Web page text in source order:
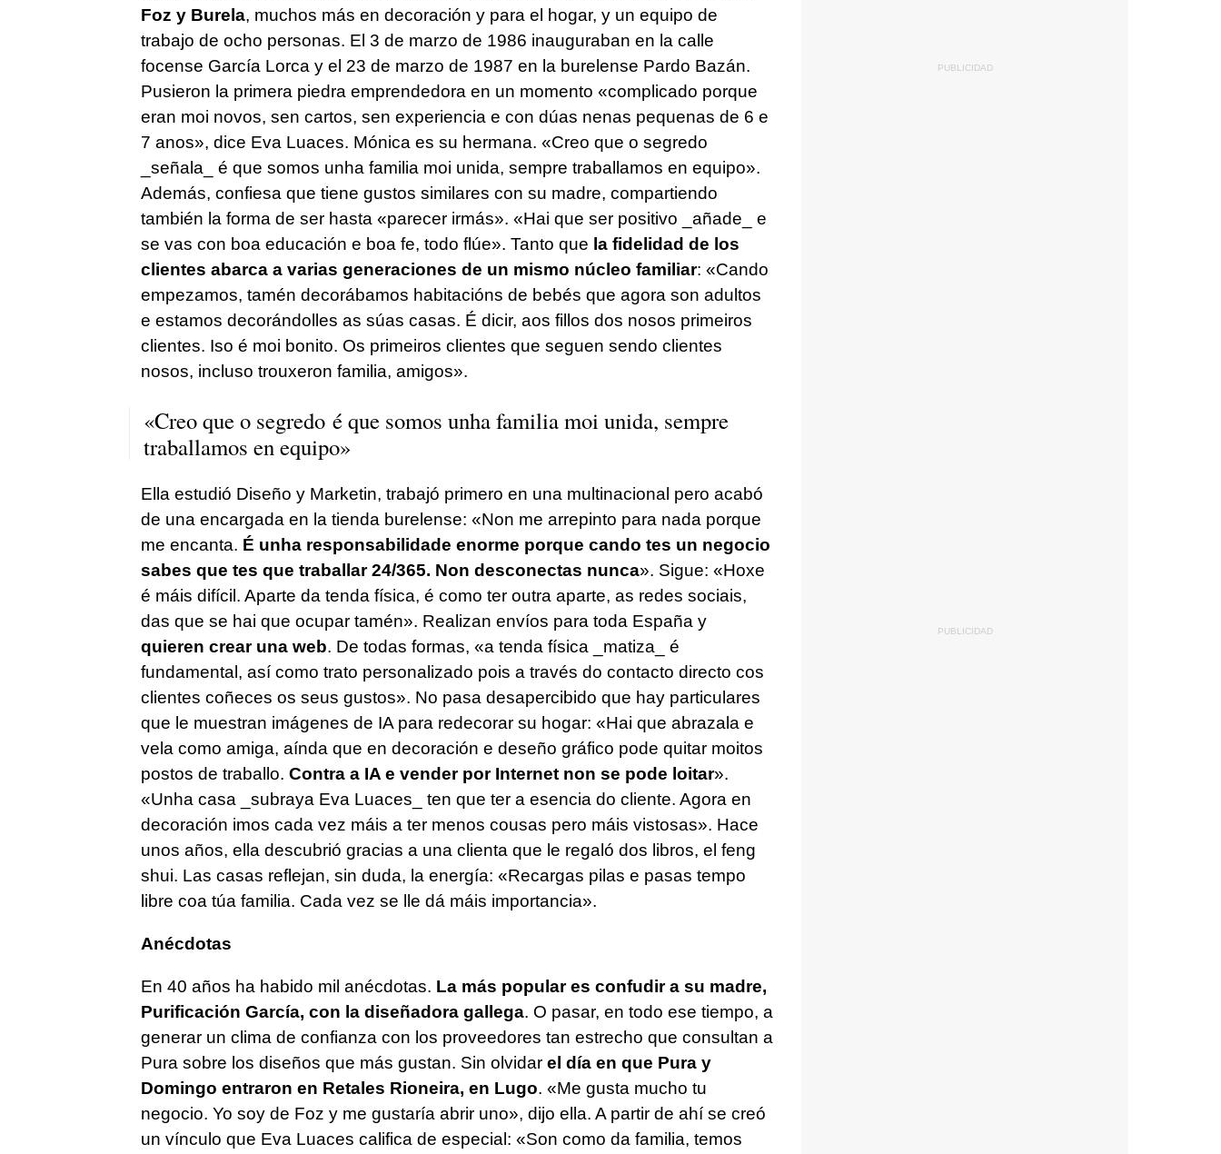
Foz y Burela, muchos más en decoración y para el hogar, y un equipo de
trabajo de ocho personas. El 3 de marzo de 1986 inauguraban en la calle
focense García Lorca y el 23 de marzo de 1987 en la burelense Pardo Bazán.
Pusieron la primera piedra emprendedora en un momento «complicado porque
eran moi novos, sen cartos, sen experiencia e con dúas nenas pequenas de 6 e
7 anos», dice Eva Luaces. Mónica es su hermana. «Creo que o segredo
_señala_ é que somos unha familia moi unida, sempre traballamos en equipo».
Además, confiesa que tiene gustos similares con su madre, compartiendo
también la forma de ser hasta «parecer irmás». «Hai que ser positivo _añade_ e
se vas con boa educación e boa fe, todo flúe». Tanto que la fidelidad de los
clientes abarca a varias generaciones de un mismo núcleo familiar: «Cando
empezamos, tamén decorábamos habitacións de bebés que agora son adultos
e estamos decorándolles as súas casas. É dicir, aos fillos dos nosos primeiros
clientes. Iso é moi bonito. Os primeiros clientes que seguen sendo clientes
nosos, incluso trouxeron familia, amigos».
«Creo que o segredo é que somos unha familia moi unida, sempre
traballamos en equipo»
Ella estudió Diseño y Marketin, trabajó primero en una multinacional pero acabó
de una encargada en la tienda burelense: «Non me arrepinto para nada porque
me encanta. É unha responsabilidade enorme porque cando tes un negocio
sabes que tes que traballar 24/365. Non desconectas nunca». Sigue: «Hoxe
é máis difícil. Aparte da tenda física, é como ter outra aparte, as redes sociais,
das que se hai que ocupar tamén». Realizan envíos para toda España y
quieren crear una web. De todas formas, «a tenda física _matiza_ é
fundamental, así como trato personalizado pois a través do contacto directo cos
clientes coñeces os seus gustos». No pasa desapercibido que hay particulares
que le muestran imágenes de IA para redecorar su hogar: «Hai que abrazala e
vela como amiga, aínda que en decoración e deseño gráfico pode quitar moitos
postos de traballo. Contra a IA e vender por Internet non se pode loitar».
«Unha casa _subraya Eva Luaces_ ten que ter a esencia do cliente. Agora en
decoración imos cada vez máis a ter menos cousas pero máis vistosas». Hace
unos años, ella descubrió gracias a una clienta que le regaló dos libros, el feng
shui. Las casas reflejan, sin duda, la energía: «Recargas pilas e pasas tempo
libre coa túa familia. Cada vez se lle dá máis importancia».
Anécdotas
En 40 años ha habido mil anécdotas. La más popular es confudir a su madre,
Purificación García, con la diseñadora gallega. O pasar, en todo ese tiempo, a
generar un clima de confianza con los proveedores tan estrecho que consultan a
Pura sobre los diseños que más gustan. Sin olvidarel día en que Pura y
Domingo entraron en Retales Rioneira, en Lugo. «Me gusta mucho tu
negocio. Yo soy de Foz y me gustaría abrir uno», dijo ella. A partir de ahí se creó
un vínculo que Eva Luaces califica de especial: «Son como da familia, temos